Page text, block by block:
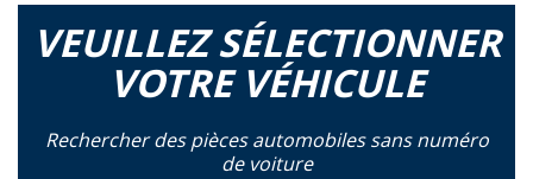
VEUILLEZ SÉLECTIONNER
VOTRE VÉHICULE
Rechercher des pièces automobiles sans numéro
de voiture